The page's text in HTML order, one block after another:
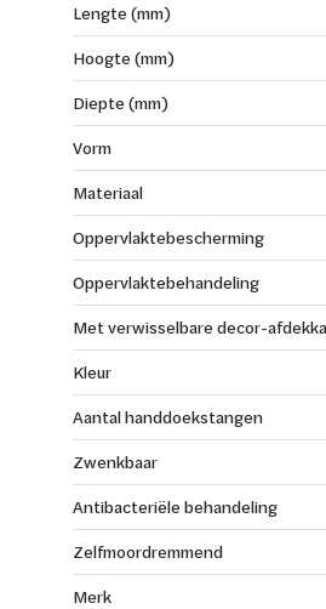
Lengte (mm)
Hoogte (mm)
Diepte (mm)
Vorm
Materiaal
Oppervlaktebescherming
Oppervlaktebehandeling
Met verwisselbare decor-
Kleur
Aantal handdoekstangen
Zwenkbaar
Antibacteriële behandeling
Zelfmoordremmend
Merk